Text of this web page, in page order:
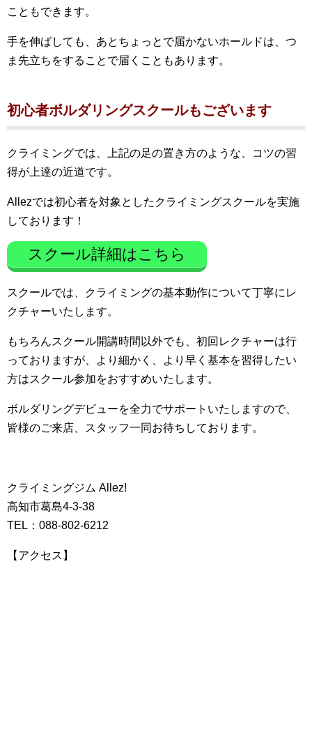
こともできます。
手を伸ばしても、あとちょっとで届かないホールドは、つ
ま先立ちをすることで届くこともあります。
初心者ボルダリングスクールもございます
クライミングでは、上記の足の置き方のような、コツの習
得が上達の近道です。
Allezでは初心者を対象としたクライミングスクールを実施
しております！
スクール詳細はこちら
スクールでは、クライミングの基本動作について丁寧にレ
クチャーいたします。
もちろんスクール開講時間以外でも、初回レクチャーは行
っておりますが、より細かく、より早く基本を習得したい
方はスクール参加をおすすめいたします。
ボルダリングデビューを全力でサポートいたしますので、
皆様のご来店、スタッフ一同お待ちしております。
クライミングジム Allez!
高知市葛島4-3-38
TEL：088-802-6212
【アクセス】